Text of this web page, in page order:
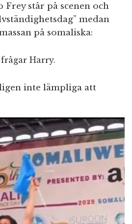
Frey står på scenen och
medan
på somaliska:
Harry.
inte lämpliga att